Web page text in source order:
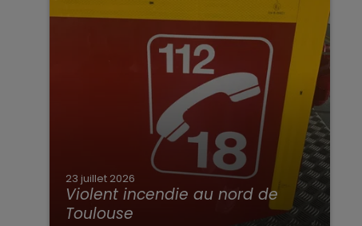
23 juillet 2026
Violent incendie au nord de
Toulouse